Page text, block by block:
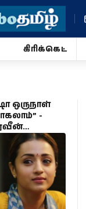
கிரிக்கெட்
ஒருநாள்
-
வைரல்